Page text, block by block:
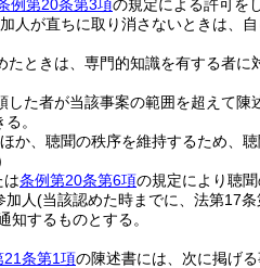
例第20条第3項の規定による許可を
人が直ちに取り消さないときは、自
たときは、専門的知識を有する者に
した者が当該事案の範囲を超えて
。
か、聴聞の秩序を維持するため、
は条例第20条第6項の規定により聴
加人(当該認めた時までに、法第17
知するものとする。
21条第1項の陳述書には、次に掲げ